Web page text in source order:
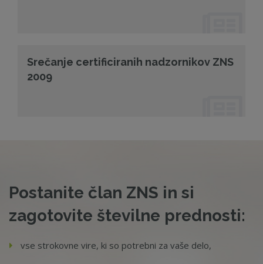
Srečanje certificiranih nadzornikov ZNS
2009
Postanite član ZNS in si
zagotovite številne prednosti:
vse strokovne vire, ki so potrebni za vaše delo,